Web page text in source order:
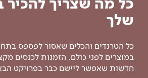
שלך
כל הטרנדים והכלים שאסור לפספס
במוצרים לפני כולם, הזמנות לכנסים
חדשות שאפשר ליישם כבר בפרויקט